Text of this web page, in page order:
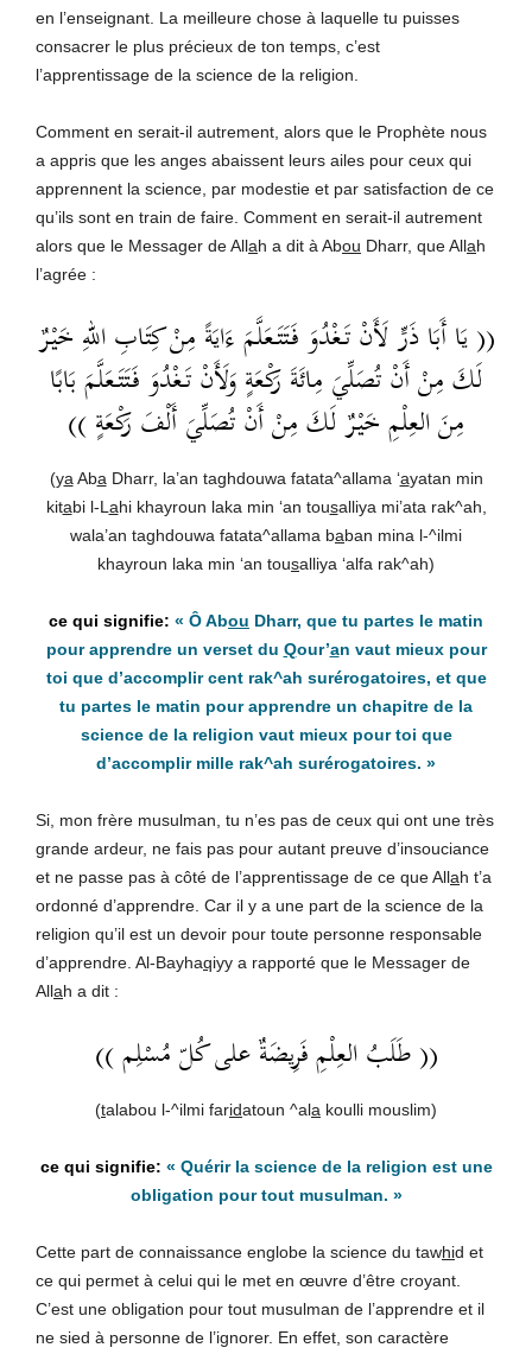
en l’enseignant. La meilleure chose à laquelle tu puisses
consacrer le plus précieux de ton temps, c’est
l’apprentissage de la science de la religion.
Comment en serait-il autrement, alors que le Prophète nous
a appris que les anges abaissent leurs ailes pour ceux qui
apprennent la science, par modestie et par satisfaction de ce
qu’ils sont en train de faire. Comment en serait-il autrement
alors que le Messager de Allah a dit à Abou Dharr, que Allah
l’agrée :
(( يَا أَبَا ذَرٍّ لَأَنْ تَغْدُوَ فَتَتَعَلَّمَ ءَايَةً مِنْ كِتَابِ اللهِ خَيْرٌ
لَكَ مِنْ أَنْ تُصَلِّيَ مِائَةَ رَكْعَةٍ وَلَأَنْ تَغْدُوَ فَتَتَعَلَّمَ بَابًا
مِنَ العِلْمِ خَيْرٌ لَكَ مِنْ أَنْ تُصَلِّيَ أَلْفَ رَكْعَةٍ ))
(ya Aba Dharr, la’an taghdouwa fatata^allama ‘ayatan min
kitabi l-L ahi khayroun laka min ‘an tousalliya mi’ata rak^ah,
wala’an taghdouwa fatata^allama baban mina l-^ilmi
khayroun laka min ‘an tousalliya ‘alfa rak^ah)
« Ô Abou Dharr, que tu partes le matin
pour apprendre un verset du Qour’an vaut mieux pour
toi que d’accomplir cent rak^ah surérogatoires, et que
tu partes le matin pour apprendre un chapitre de la
science de la religion vaut mieux pour toi que
d’accomplir mille rak^ah surérogatoires. »
Si, mon frère musulman, tu n’es pas de ceux qui ont une très
grande ardeur, ne fais pas pour autant preuve d’insouciance
et ne passe pas à côté de l’apprentissage de ce que Allah t’a
ordonné d’apprendre. Car il y a une part de la science de la
religion qu’il est un devoir pour toute personne responsable
d’apprendre. Al-Bayhaqiyy a rapporté que le Messager de
Allah a dit :
(( طَلَبُ العِلْمِ فَرِيضَةٌ على كُلّ مُسْلِم ))
(talabou l-^ilmi faridatoun ^ala koulli mouslim)
« Quérir la science de la religion est une
obligation pour tout musulman. »
Cette part de connaissance englobe la science du tawhid et
ce qui permet à celui qui le met en œuvre d’être croyant.
C’est une obligation pour tout musulman de l’apprendre et il
ne sied à personne de l’ignorer. En effet, son caractère